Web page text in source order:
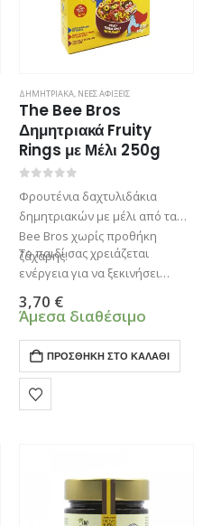
ΔΗΜΗΤΡΙΑΚΑ, ΝΕΕΣ ΑΦΙΞΕΙΣ
The Bee Bros
Δημητριακά Fruity
Rings με Μέλι 250g
Φρουτένια δαχτυλιδάκια
δημητριακών με μέλι από τα
Bee Bros χωρίς προθήκη
ζάχαρης!
Το παιδί σας χρειάζεται
ενέργεια για να ξεκινήσει
σωστά την ημέρα του. Τα
παιδικά δημητριακά The Bee
3,70 €
Άμεσα διαθέσιμο
ΠΡΟΣΘΉΚΗ ΣΤΟ ΚΑΛΆΘΙ